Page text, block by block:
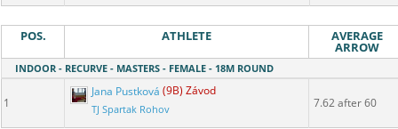
POS. ATHLETE AVERAGE
ARROW
INDOOR - RECURVE - MASTERS - FEMALE - 18M ROUND
1
Jana Pustková (9B) Závod
TJ Spartak Rohov 7.62 after 60